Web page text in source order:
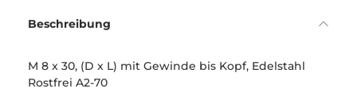
Beschreibung
M 8 x 30, (D x L) mit Gewinde bis Kopf, Edelstahl
Rostfrei A2-70